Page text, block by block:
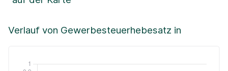
Verlauf von Gewerbesteuerhebesatz in
+
Leaflet|©OpenStreetMap, ©CartoDB,